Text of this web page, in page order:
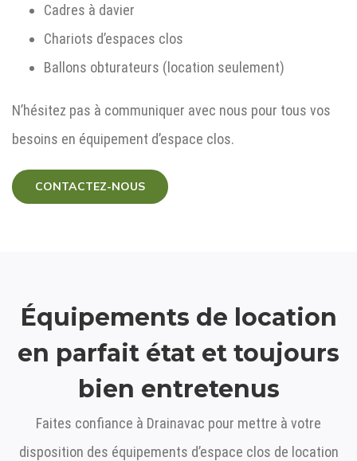
Cadres à davier
Chariots d’espaces clos
Ballons obturateurs (location seulement)
N’hésitez pas à communiquer avec nous pour tous vos
besoins en équipement d’espace clos.
CONTACTEZ-NOUS
Équipements de location
en parfait état et toujours
bien entretenus
Faites confiance à Drainavac pour mettre à votre
disposition des équipements d’espace clos de location